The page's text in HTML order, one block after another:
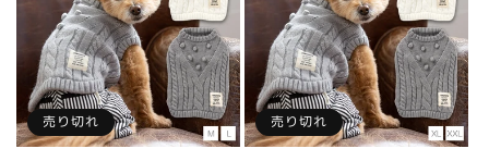
売り切れ 売り切れ